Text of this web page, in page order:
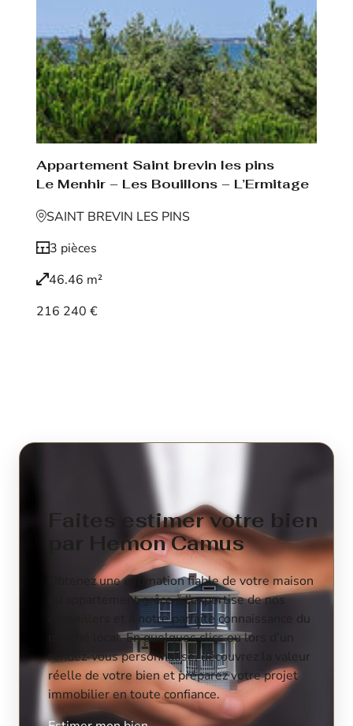
Appartement Saint brevin les pins
Le Menhir – Les Bouillons – L’Ermitage
SAINT BREVIN LES PINS
3 pièces
46.46 m²
216 240 €
Faites estimer votre bien
par Hemon Camus
Obtenez une estimation fiable de votre maison
ou appartement grâce à l’expertise de nos
conseillers et à notre parfaite connaissance du
marché local. En quelques clics ou lors d’un
rendez-vous personnalisé, découvrez la valeur
réelle de votre bien et préparez votre projet
immobilier en toute confiance.